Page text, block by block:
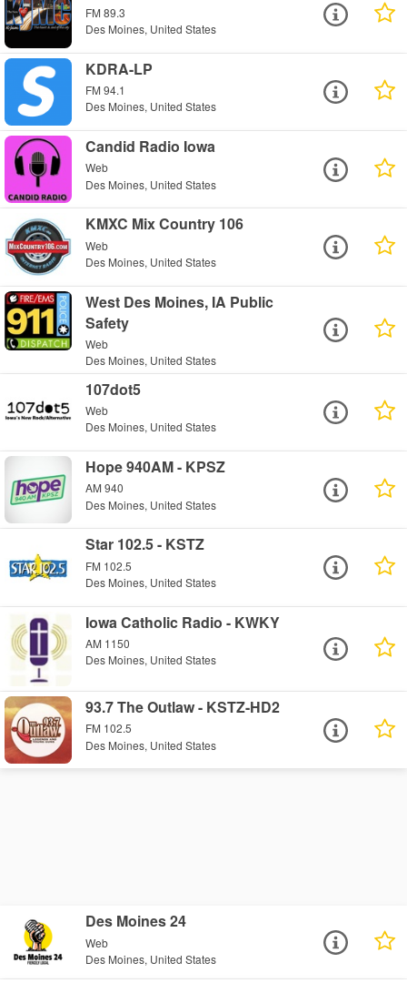
FM 89.3
Des Moines, United States
KDRA-LP
FM 94.1
Des Moines, United States
Candid Radio Iowa
Web
Des Moines, United States
KMXC Mix Country 106
Web
Des Moines, United States
West Des Moines, IA Public
Safety
Web
Des Moines, United States
107dot5
Web
Des Moines, United States
Hope 940AM - KPSZ
AM 940
Des Moines, United States
Star 102.5 - KSTZ
FM 102.5
Des Moines, United States
Iowa Catholic Radio - KWKY
AM 1150
Des Moines, United States
93.7 The Outlaw - KSTZ-HD2
FM 102.5
Des Moines, United States
Des Moines 24
Web
Des Moines, United States